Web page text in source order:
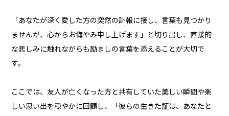
「あなたが深く愛した方の突然の訃報に接し、言葉も見つかり
ませんが、心からお悔やみ申し上げます」と切り出し、直接的
な悲しみに触れながらも励ましの言葉を添えることが大切で
す。
ここでは、友人が亡くなった方と共有していた美しい瞬間や楽
しい思い出を穏やかに回顧し、「彼らの生きた証は、あなたと